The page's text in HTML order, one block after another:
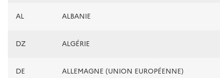
AL ALBANIE
DZ ALGÉRIE
DE ALLEMAGNE (UNION EUROPÉENNE)